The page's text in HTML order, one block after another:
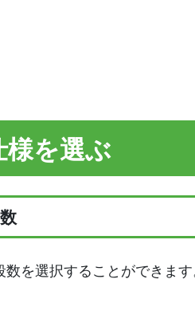
様を選ぶ
を選択することができます